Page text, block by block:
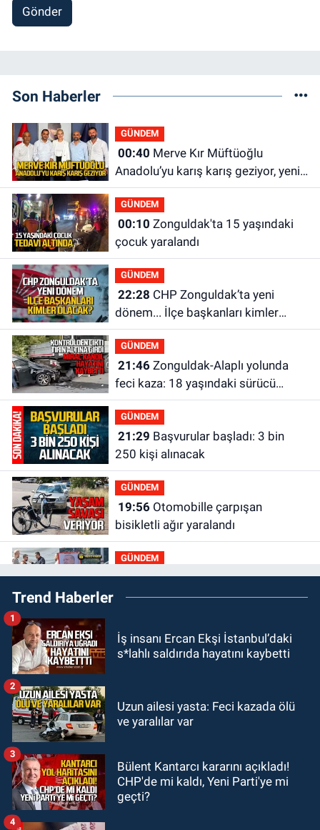
Gönder
Son Haberler
GÜNDEM
00:40
Anadolu’yu karış karış geziyor, yeni
yapılanmaları şekillendiriyor
GÜNDEM
00:10
çocuk yaralandı
GÜNDEM
22:28
dönem... İlçe başkanları kimler
olacak?
GÜNDEM
21:46Zonguldak-Alaplı yolunda
feci kaza: 18 yaşındaki sürücü
hayatını kaybetti
GÜNDEM
21:29
250 kişi alınacak
GÜNDEM
19:56Otomobille çarpışan
bisikletli ağır yaralandı
GÜNDEM
19:46Cumhurbaşkanı Erdoğan’ın
fotoğrafını söküp indirdi
18:48Yeni başkan belli oldu:
Kongrede dostluk mesajları
18:36AK Parti teşkilatları
GÜNDEM
18:18Gurbetçi Elmaslar
Zonguldakspor’a destek oldu
Trend Haberler
İş insanı Ercan Ekşi İstanbul’daki
s*lahlı saldırıda hayatını kaybetti
1
Uzun ailesi yasta: Feci kazada ölü
ve yaralılar var
2
Bülent Kantarcı kararını açıkladı!
CHP'de mi kaldı, Yeni Parti'ye mi
geçti?
3
4